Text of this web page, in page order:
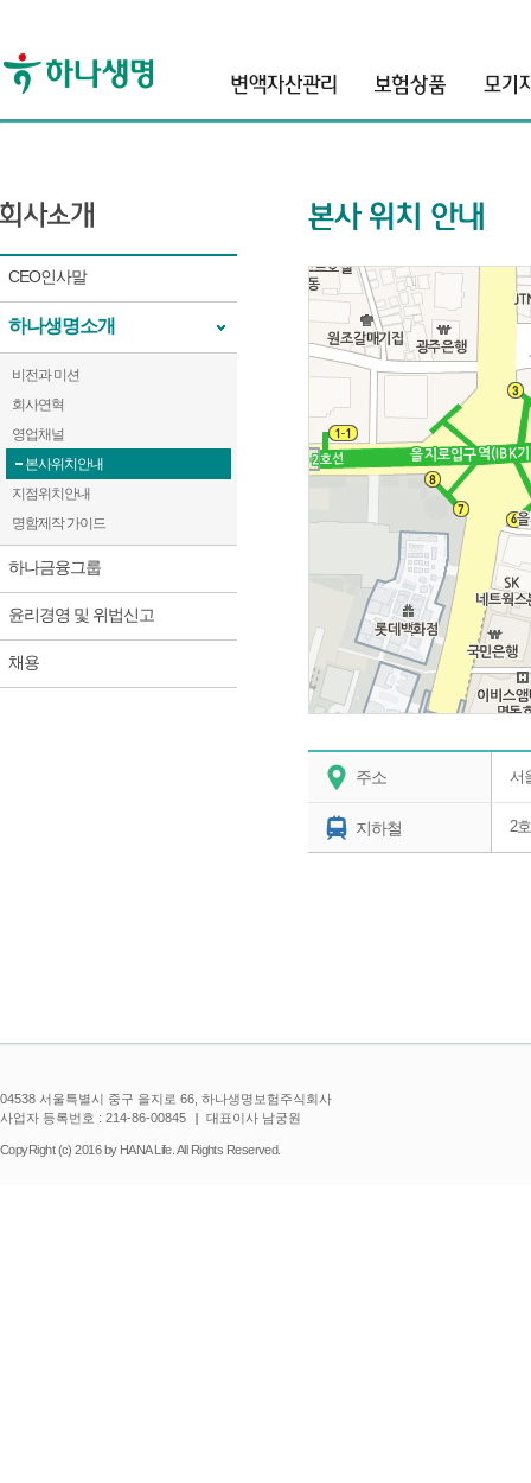
CEO인사말
하나생명소개
비전과 미션
회사연혁
영업채널
본사위치안내
지점위치안내
명함제작 가이드
하나금융그룹
윤리경영 및 위법신고
채용
주소 서
지하철 2
04538 서울특별시 중구 을지로 66, 하나생명보험주식회사
사업자 등록번호 : 214-86-00845
대표이사 남궁원
CopyRight (c) 2016 by HANA Life. All Rights Reserved.